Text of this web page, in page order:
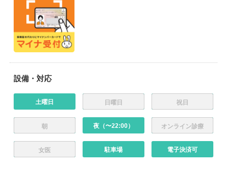
設備・対応
土曜日 日曜日 祝日
朝 夜（〜22:00） オンライン診療
女医 駐車場 電子決済可